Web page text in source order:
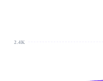
2.4K